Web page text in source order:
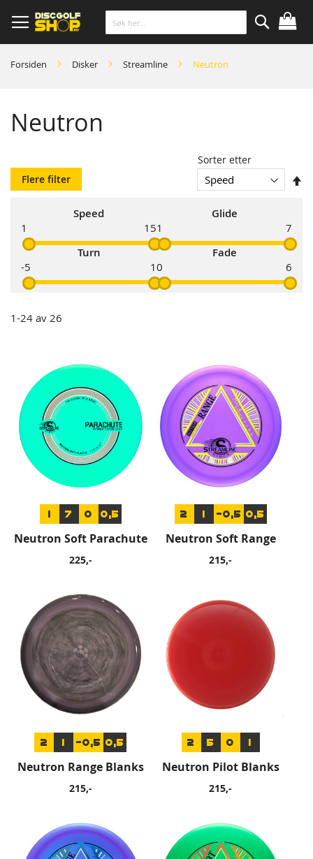
to
Content
Søk
Forsiden Disker Streamline Neutron
Neutron
Flere filter
Speed
1 15
Glide
1 7
Turn
-5 1
Fade
0 6
1-24 av 26
Sorter etter
1 7 0 0,5
Neutron Soft Parachute
225,-
2 1 -0,5 0,5
Neutron Soft Range
215,-
2 1 -0,5 0,5
Neutron Range Blanks
215,-
2 5 0 1
Neutron Pilot Blanks
215,-